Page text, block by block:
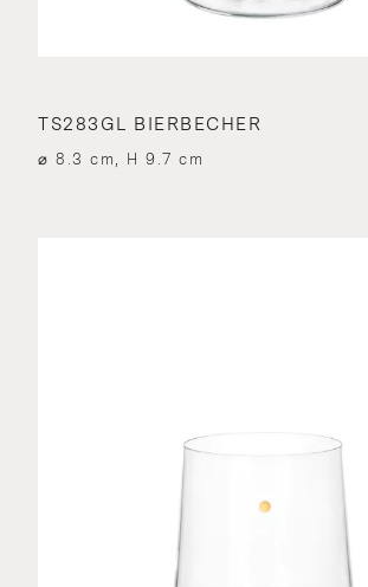
TS283GL BIERBECHER
⌀ 8.3 cm, H 9.7 cm